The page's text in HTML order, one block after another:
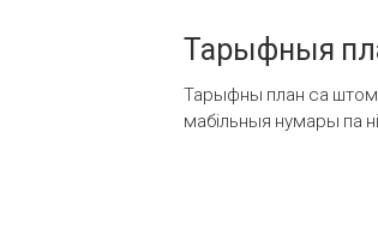
Тарыфныя
Тарыфны план са
мабільныя нумары па